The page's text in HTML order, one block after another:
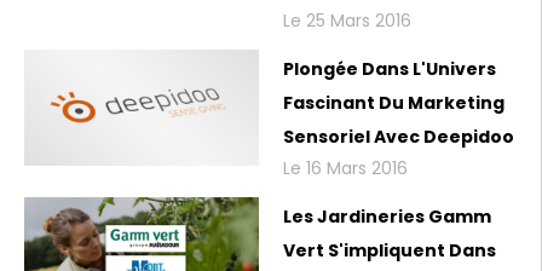
Le 25 Mars 2016
Plongée Dans L'Univers
Fascinant Du Marketing
Sensoriel Avec Deepidoo
Le 16 Mars 2016
Les Jardineries Gamm
Vert S'impliquent Dans